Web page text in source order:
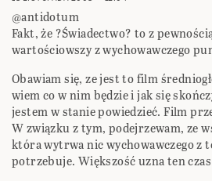
@antidotum
Fakt, że ?Świadectwo? to z
wartościowszy z wychowawczego
Obawiam się, ze jest to film
wiem co w nim będzie i jak się
jestem w stanie powiedzieć. Film
W związku z tym, podejrzewam, ze
która wytrwa nic wychowawczego z
potrzebuje. Większość uzna ten